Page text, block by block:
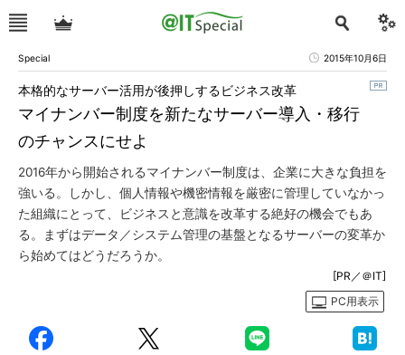
Special 2015年10月6日
マイナンバー制度を新たなサーバー導入・移行
のチャンスにせよ
本格的なサーバー活用が後押しするビジネス改革
2016年から開始されるマイナンバー制度は、企業に大きな負担を
強いる。しかし、個人情報や機密情報を厳密に管理していなかっ
た組織にとって、ビジネスと意識を改革する絶好の機会でもあ
る。まずはデータ／システム管理の基盤となるサーバーの変革か
ら始めてはどうだろうか。
[PR／＠IT]
PC用表示